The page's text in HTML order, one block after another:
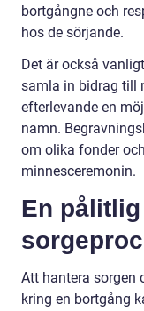
bortgångne och
hos de sörjande.
Det är också
samla in bidrag till
efterlevande en
namn.
om olika fonder
minnesceremonin.
En
Att hantera sorgen
kring en bortgång